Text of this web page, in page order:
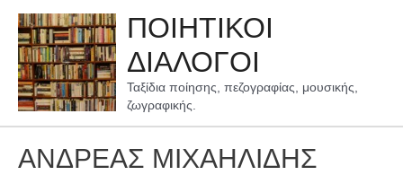
περιεχόμενο
ΠΟΙΗΤΙΚΟΙ
ΔΙΑΛΟΓΟΙ
Ταξίδια ποίησης, πεζογραφίας, μουσικής,
ζωγραφικής.
ΑΝΔΡΕΑΣ ΜΙΧΑΗΛΙΔΗΣ